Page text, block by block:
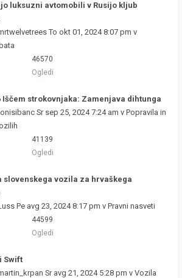
luksuzni avtomobili v Rusijo kljub
To okt 01, 2024 8:07 pm v
46570
Ogledi
Iščem strokovnjaka: Zamenjava dihtunga
Sr sep 25, 2024 7:24 am v Popravila in
41139
Ogledi
slovenskega vozila za hrvaškega
Pe avg 23, 2024 8:17 pm v Pravni nasveti
44599
Ogledi
Swift
Sr avg 21, 2024 5:28 pm v Vozila